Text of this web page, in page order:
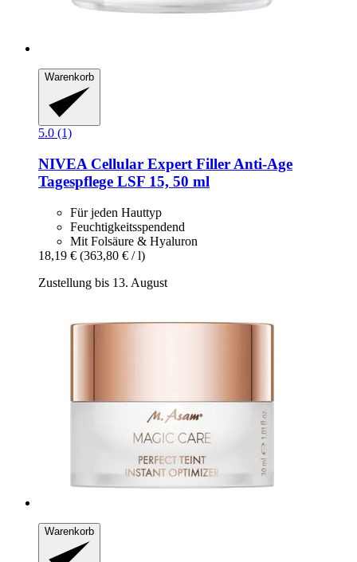
Warenkorb
5.0 (1)
NIVEA Cellular Expert Filler Anti-​Age
Tagespflege LSF 15, 50 ml
Für jeden Hauttyp
Feuchtigkeitsspendend
Mit Folsäure & Hyaluron
18,19 € (363,80 € / l)
Zustellung bis 13. August
Warenkorb